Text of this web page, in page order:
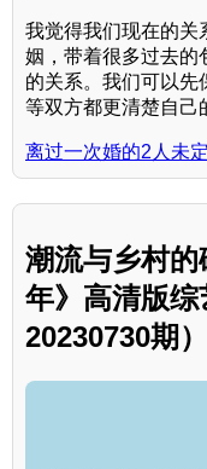
我觉得我们现在的关
姻，带着很多过去的
的关系。我们可以先
等双方都更清楚自己
离过一次婚的2人未
潮流与乡村
年》高清版
20230730期）